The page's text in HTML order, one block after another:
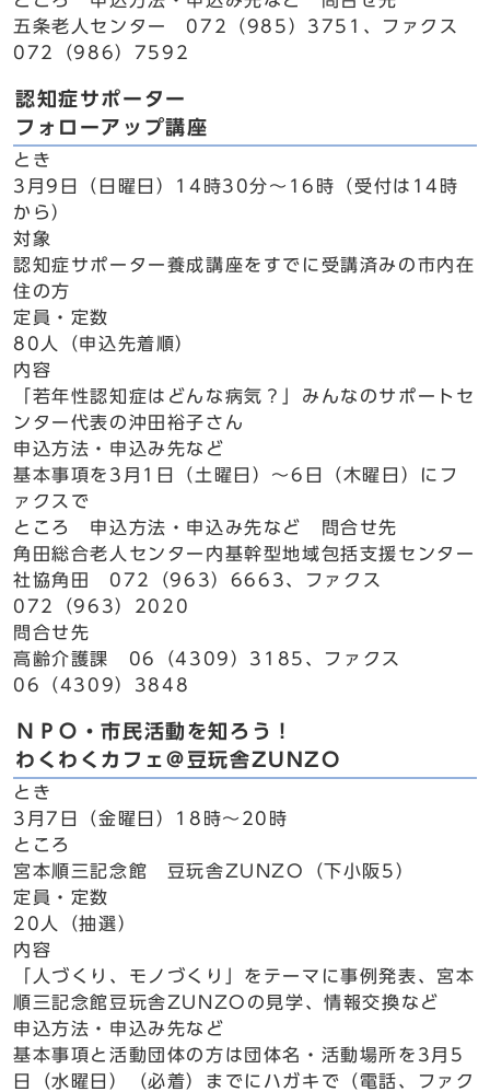
五条老人センター 072（985）3751、ファクス
072（986）7592
認知症サポーター
フォローアップ講座
とき
3月9日（日曜日）14時30分～16時（受付は14時
から）
対象
認知症サポーター養成講座をすでに受講済みの市内在
住の方
定員・定数
80人（申込先着順）
内容
「若年性認知症はどんな病気？」みんなのサポートセ
ンター代表の沖田裕子さん
申込方法・申込み先など
基本事項を3月1日（土曜日）～6日（木曜日）にフ
ァクスで
ところ 申込方法・申込み先など 問合せ先
角田総合老人センター内基幹型地域包括支援センター
社協角田 072（963）6663、ファクス
072（963）2020
問合せ先
高齢介護課 06（4309）3185、ファクス
06（4309）3848
ＮＰＯ・市民活動を知ろう！
わくわくカフェ＠豆玩舎ZUNZO
とき
3月7日（金曜日）18時～20時
ところ
宮本順三記念館 豆玩舎ZUNZO（下小阪5）
定員・定数
20人（抽選）
内容
「人づくり、モノづくり」をテーマに事例発表、宮本
順三記念館豆玩舎ZUNZOの見学、情報交換など
申込方法・申込み先など
基本事項と活動団体の方は団体名・活動場所を3月5
日（水曜日）（必着）までにハガキで（電話、ファク